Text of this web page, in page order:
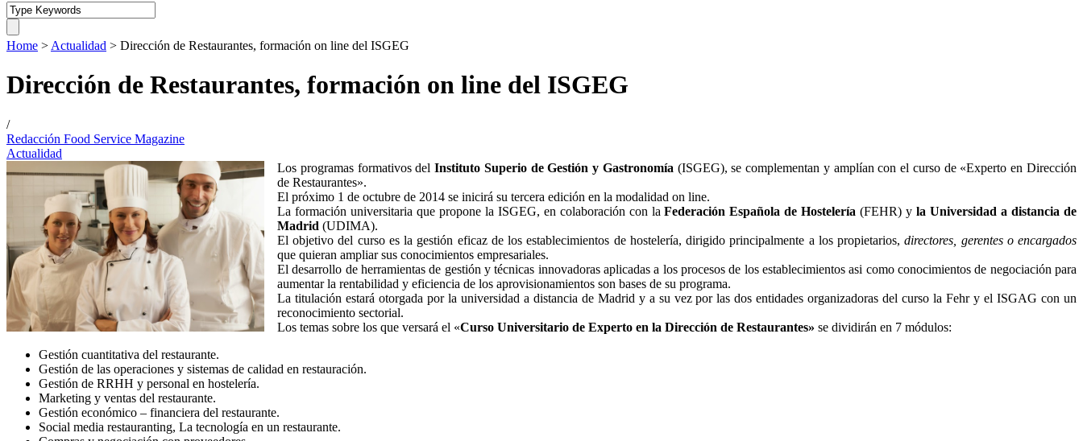
Home > Actualidad > Dirección de Restaurantes, formación on line del ISGEG
Dirección de Restaurantes, formación on line del ISGEG
/
Redacción Food Service Magazine
Actualidad
Los programas formativos delInstituto Superio de Gestión y Gastronomía (ISGEG), se complementan y amplían con el curso de «Experto en Dirección
de Restaurantes».
El próximo 1 de octubre de 2014 se inicirá su tercera edición en la modalidad on line.
La formación universitaria que propone la ISGEG, en colaboración con laFederación Española de Hostelería (FEHR) yla Universidad a distancia de
Madrid (UDIMA).
El objetivo del curso es la gestión eficaz de los establecimientos de hostelería, dirigido principalmente a los propietarios,directores, gerentes o encargados
que quieran ampliar sus conocimientos empresariales.
El desarrollo de herramientas de gestión y técnicas innovadoras aplicadas a los procesos de los establecimientos asi como conocimientos de negociación para
aumentar la rentabilidad y eficiencia de los aprovisionamientos son bases de su programa.
La titulación estará otorgada por la universidad a distancia de Madrid y a su vez por las dos entidades organizadoras del curso la Fehr y el ISGAG con un
reconocimiento sectorial.
Los temas sobre los que versará el «Curso Universitario de Experto en la Dirección de Restaurantes» se dividirán en 7 módulos:
Gestión cuantitativa del restaurante.
Gestión de las operaciones y sistemas de calidad en restauración.
Gestión de RRHH y personal en hostelería.
Marketing y ventas del restaurante.
Gestión económico – financiera del restaurante.
Social media restauranting, La tecnología en un restaurante.